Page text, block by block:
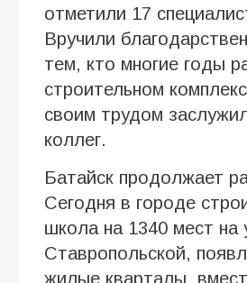
отметили 17
Вручили
тем, кто многие годы
строительном
своим трудом
коллег.
Батайск продолжает
Сегодня в городе
школа на 1340 мест на
Ставропольской,
жилые кварталы,